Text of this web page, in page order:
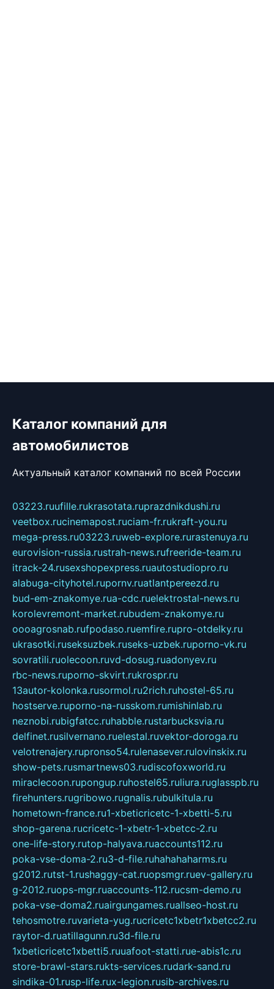
Каталог компаний для
автомобилистов
Актуальный каталог компаний по всей России
03223.ruufille.rukrasotata.ruprazdnikdushi.ru
veetbox.rucinemapost.ruciam-fr.rukraft-you.ru
mega-press.ru03223.ruweb-explore.rurastenuya.ru
eurovision-russia.rustrah-news.rufreeride-team.ru
itrack-24.rusexshopexpress.ruautostudiopro.ru
alabuga-cityhotel.rupornv.ruatlantpereezd.ru
bud-em-znakomye.rua-cdc.ruelektrostal-news.ru
korolevremont-market.rubudem-znakomye.ru
oooagrosnab.rufpodaso.ruemfire.rupro-otdelky.ru
ukrasotki.ruseksuzbek.ruseks-uzbek.ruporno-vk.ru
sovratili.ruolecoon.ruvd-dosug.ruadonyev.ru
rbc-news.ruporno-skvirt.rukrospr.ru
13autor-kolonka.rusormol.ru2rich.ruhostel-65.ru
hostserve.ruporno-na-russkom.rumishinlab.ru
neznobi.rubigfatcc.ruhabble.rustarbucksvia.ru
delfinet.rusilvernano.ruelestal.ruvektor-doroga.ru
velotrenajery.rupronso54.rulenasever.rulovinskix.ru
show-pets.rusmartnews03.rudiscofoxworld.ru
miraclecoon.rupongup.ruhostel65.ruliura.ruglasspb.ru
firehunters.rugribowo.rugnalis.rubulkitula.ru
hometown-france.ru1-xbeticricetc-1-xbetti-5.ru
shop-garena.rucricetc-1-xbetr-1-xbetcc-2.ru
one-life-story.rutop-halyava.ruaccounts112.ru
poka-vse-doma-2.ru3-d-file.ruhahahaharms.ru
g2012.rutst-1.rushaggy-cat.ruopsmgr.ruev-gallery.ru
g-2012.ruops-mgr.ruaccounts-112.rucsm-demo.ru
poka-vse-doma2.ruairgungames.ruallseo-host.ru
tehosmotre.ruvarieta-yug.rucricetc1xbetr1xbetcc2.ru
raytor-d.ruatillagunn.ru3d-file.ru
1xbeticricetc1xbetti5.ruuafoot-statti.rue-abis1c.ru
store-brawl-stars.rukts-services.rudark-sand.ru
sindika-01.rusp-life.rux-legion.rusib-archives.ru